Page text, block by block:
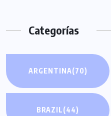
Categorías
ARGENTINA(70)
BRAZIL(44)